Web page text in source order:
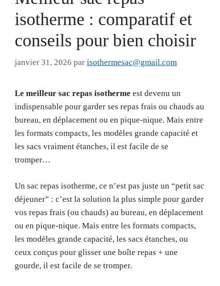
isotherme : comparatif et
conseils pour bien choisir
janvier 31, 2026 par isothermesac@gmail.com
Le meilleur sac repas isotherme est devenu un
indispensable pour garder ses repas frais ou chauds au
bureau, en déplacement ou en pique-nique. Mais entre
les formats compacts, les modèles grande capacité et
les sacs vraiment étanches, il est facile de se
tromper…
Un sac repas isotherme, ce n’est pas juste un “petit sac
déjeuner” : c’est la solution la plus simple pour garder
vos repas frais (ou chauds) au bureau, en déplacement
ou en pique-nique. Mais entre les formats compacts,
les modèles grande capacité, les sacs étanches, ou
ceux conçus pour glisser une boîte repas + une
gourde, il est facile de se tromper.